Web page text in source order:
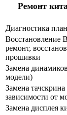
Ремонт
Диагностика
Восстановление
ремонт,
прошивки
Замена
модели)
Замена
зависимости от
Замена дисплея